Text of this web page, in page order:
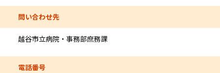
問い合わせ先
越谷市立病院・事務部庶務課
電話番号